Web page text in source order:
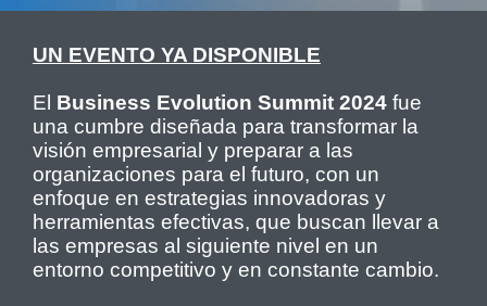
UN EVENTO YA DISPONIBLE
El Business Evolution Summit 2024 fue
una cumbre diseñada para transformar la
visión empresarial y preparar a las
organizaciones para el futuro, con un
enfoque en estrategias innovadoras y
herramientas efectivas, que buscan llevar a
las empresas al siguiente nivel en un
entorno competitivo y en constante cambio.